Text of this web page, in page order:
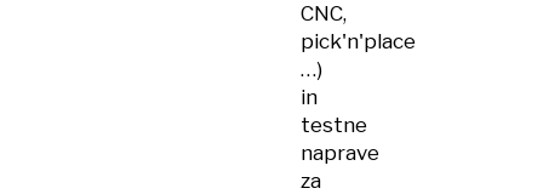
CNC,
pick'n'place
…)
in
testne
naprave
za